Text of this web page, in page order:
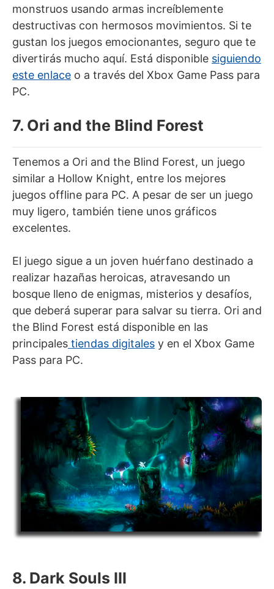
monstruos usando armas increíblemente
destructivas con hermosos movimientos. Si te
gustan los juegos emocionantes, seguro que te
divertirás mucho aquí. Está disponible siguiendo
este enlace o a través del Xbox Game Pass para
PC.
7. Ori and the Blind Forest
Tenemos a Ori and the Blind Forest, un juego
similar a Hollow Knight, entre los mejores
juegos offline para PC. A pesar de ser un juego
muy ligero, también tiene unos gráficos
excelentes.
El juego sigue a un joven huérfano destinado a
realizar hazañas heroicas, atravesando un
bosque lleno de enigmas, misterios y desafíos,
que deberá superar para salvar su tierra. Ori and
the Blind Forest está disponible en las
principales tiendas digitales y en el Xbox Game
Pass para PC.
8. Dark Souls III